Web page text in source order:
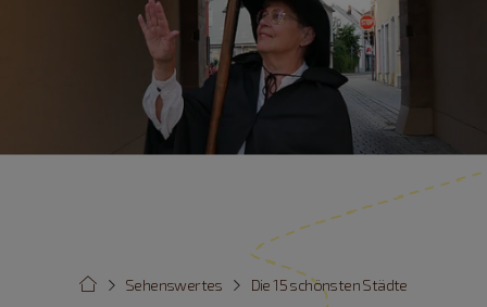
Die 15 schönsten Städte
Sehenswertes